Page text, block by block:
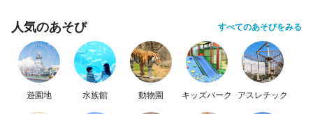
人気のあそび すべてのあそびをみる
遊園地 水族館 動物園 キッズパーク アスレチック